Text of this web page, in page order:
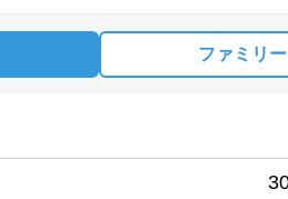
ファミリー